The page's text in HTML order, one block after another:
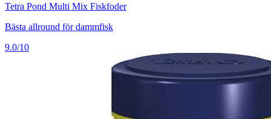
Tetra Pond Multi Mix Fiskfoder
Bästa allround för dammfisk
9.0/10